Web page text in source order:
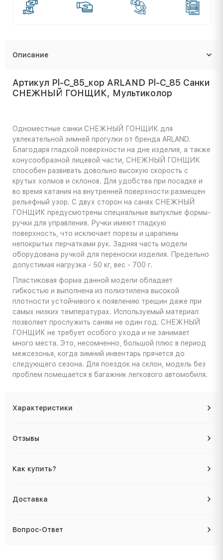
Описание
Артикул Pl-C_85_кор ARLAND Pl-C_85 Санки
СНЕЖНЫЙ ГОНЩИК, Мультиколор
Одноместные санки СНЕЖНЫЙ ГОНЩИК для
увлекательной зимней прогулки от бренда ARLAND.
Благодаря гладкой поверхности на дне изделия, а также
конусообразной лицевой части, СНЕЖНЫЙ ГОНЩИК
способен развивать довольно высокую скорость с
крутых холмов и склонов. Для удобства при посадке и
во время катания на внутренней поверхности размещен
рельефный узор. С двух сторон на санях СНЕЖНЫЙ
ГОНЩИК предусмотрены специальные выпуклые формы-
ручки для управления. Ручки имеют гладкую
поверхность, что исключает порезы и царапины
непокрытых перчатками рук. Задняя часть модели
оборудована ручкой для переноски изделия. Предельно
допустимая нагрузка - 50 кг, вес - 700 г.
Пластиковая форма данной модели обладает
гибкостью и выполнена из полиэтилена высокой
плотности устойчивого к появлению трещин даже при
самых низких температурах. Используемый материал
позволяет прослужить саням не один год. СНЕЖНЫЙ
ГОНЩИК не требует особого ухода и не занимает
много места. Это, несомненно, большой плюс в период
межсезонья, когда зимний инвентарь прячется до
следующего сезона. Для поездок на склон, модель без
проблем помещается в багажник легкового автомобиля.
Характеристики
Отзывы
Как купить?
Доставка
Вопрос-Ответ